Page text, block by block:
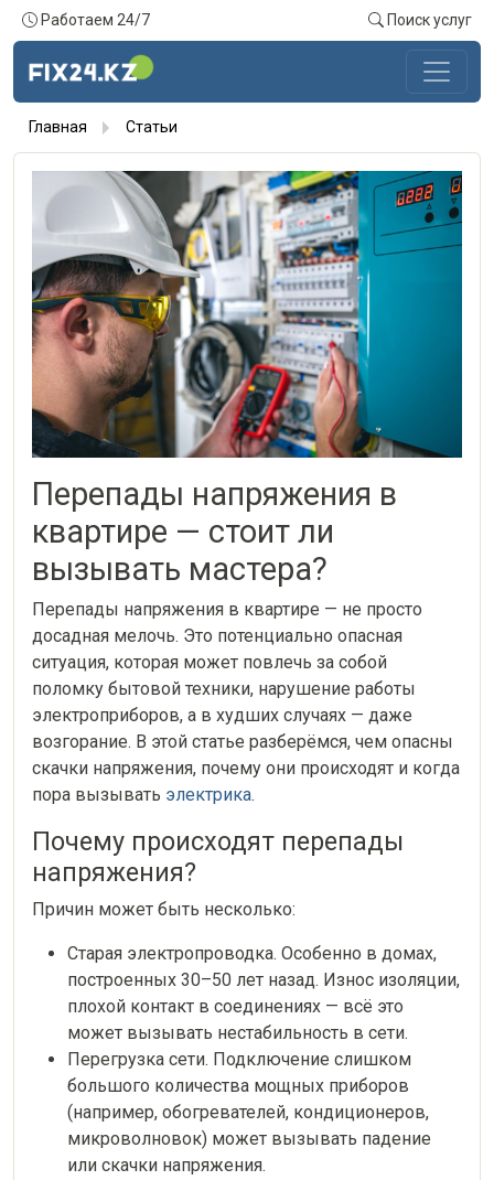
Работаем 24/7 Поиск услуг
Главная Статьи
Перепады напряжения в
квартире — стоит ли
вызывать мастера?
Перепады напряжения в квартире — не просто
досадная мелочь. Это потенциально опасная
ситуация, которая может повлечь за собой
поломку бытовой техники, нарушение работы
электроприборов, а в худших случаях — даже
возгорание. В этой статье разберёмся, чем опасны
скачки напряжения, почему они происходят и когда
пора вызывать электрика.
Почему происходят перепады
напряжения?
Причин может быть несколько:
Старая электропроводка. Особенно в домах,
построенных 30–50 лет назад. Износ изоляции,
плохой контакт в соединениях — всё это
может вызывать нестабильность в сети.
Перегрузка сети. Подключение слишком
большого количества мощных приборов
(например, обогревателей, кондиционеров,
микроволновок) может вызывать падение
или скачки напряжения.